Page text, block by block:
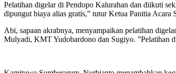
Pelatihan digelar di Pendopo Kalurahan dan diikuti
dipungut biaya alias gratis,” tutur Ketua Panitia Acara
Abi, sapaan akrabnya, menyampaikan pelatihan
Mulyadi, KMT Yudobardono dan Sugiyo. ”Pelatihan